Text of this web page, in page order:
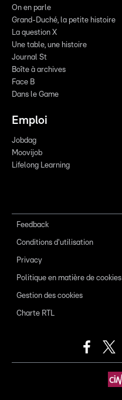
On en parle
Grand-Duché, la petite histoire
La question X
Une table, une histoire
Journal St
Boîte à archives
Face B
Dans le Game
Emploi
Jobdag
Moovijob
Lifelong Learning
Feedback
Conditions d'utilisation
Privacy
Politique en matière de cookies
Gestion des cookies
Charte RTL